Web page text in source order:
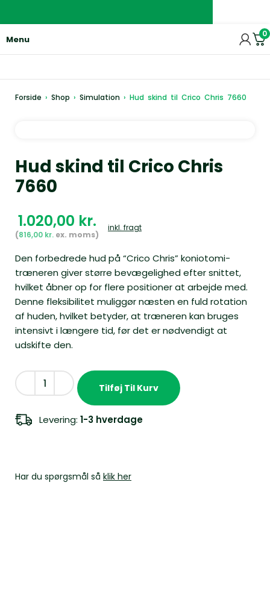
Menu 0
Forside › Shop › Simulation › Hud skind til Crico Chris 7660
Hud skind til Crico Chris
7660
kr.
816,00 kr.
inkl. fragt
Den forbedrede hud på “Crico Chris” koniotomi-
træneren giver større bevægelighed efter snittet,
hvilket åbner op for flere positioner at arbejde med.
Denne fleksibilitet muliggør næsten en fuld rotation
af huden, hvilket betyder, at træneren kan bruges
intensivt i længere tid, før det er nødvendigt at
udskifte den.
Tilføj Til Kurv
Levering: 1-3 hverdage
Har du spørgsmål så klik her